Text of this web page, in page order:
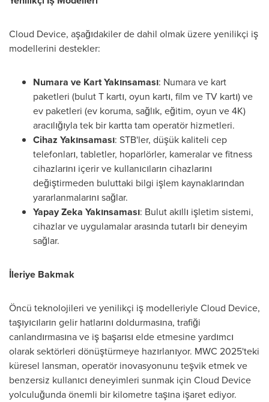
Cloud Device, aşağıdakiler de dahil olmak üzere yenilikçi iş
modellerini destekler:
Numara ve Kart Yakınsaması: Numara ve kart
paketleri (bulut T kartı, oyun kartı, film ve TV kartı) ve
ev paketleri (ev koruma, sağlık, eğitim, oyun ve4K)
aracılığıyla tek bir kartta tam operatör hizmetleri.
Cihaz Yakınsaması: STB'ler, düşük kaliteli cep
telefonları, tabletler, hoparlörler, kameralar ve fitness
cihazlarını içerir ve kullanıcıların cihazlarını
değiştirmeden buluttaki bilgi işlem kaynaklarından
yararlanmalarını sağlar.
Yapay Zeka Yakınsaması: Bulut akıllı işletim sistemi,
cihazlar ve uygulamalar arasında tutarlı bir deneyim
sağlar.
İleriye Bakmak
Öncü teknolojileri ve yenilikçi iş modelleriyle Cloud Device,
taşıyıcıların gelir hatlarını doldurmasına, trafiği
canlandırmasına ve iş başarısı elde etmesine yardımcı
olarak sektörleri dönüştürmeye hazırlanıyor. MWC 2025'teki
küresel lansman, operatör inovasyonunu teşvik etmek ve
benzersiz kullanıcı deneyimleri sunmak için Cloud Device
yolculuğunda önemli bir kilometre taşına işaret ediyor.